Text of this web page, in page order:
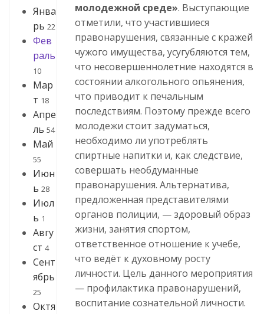
Янва
рь 22
Фев
раль
10
Мар
т 18
Апре
ль 54
Май
55
Июн
ь 28
Июл
ь 1
Авгу
ст 4
Сент
ябрь
25
Октя
молодежной среде». Выступающие
отметили, что участившиеся
правонарушения, связанные с кражей
чужого имущества, усугубляются тем,
что несовершеннолетние находятся в
состоянии алкогольного опьянения,
что приводит к печальным
последствиям. Поэтому прежде всего
молодежи стоит задуматься,
необходимо ли употреблять
спиртные напитки и, как следствие,
совершать необдуманные
правонарушения. Альтернатива,
предложенная представителями
органов полиции, — здоровый образ
жизни, занятия спортом,
ответственное отношение к учебе,
что ведёт к духовному росту
личности. Цель данного мероприятия
— профилактика правонарушений,
воспитание сознательной личности.